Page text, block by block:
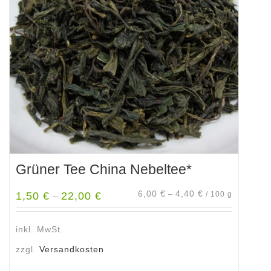
Optionen
können
auf
der
Produktseite
gewählt
werden
Grüner Tee China Nebeltee*
1,50 € – 22,00 € 6,00 € – 4,40 € / 100 g
inkl. MwSt.
zzgl. Versandkosten